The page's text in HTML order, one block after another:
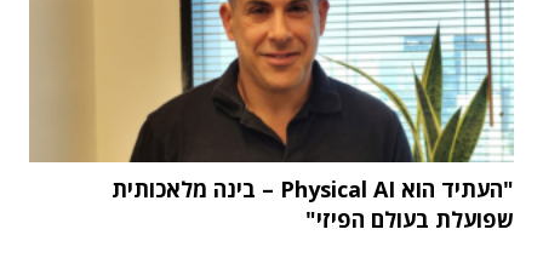
"העתיד הוא Physical AI – בינה מלאכותית
שפועלת בעולם הפיזי"